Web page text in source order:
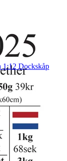
1:12 Dockskåp